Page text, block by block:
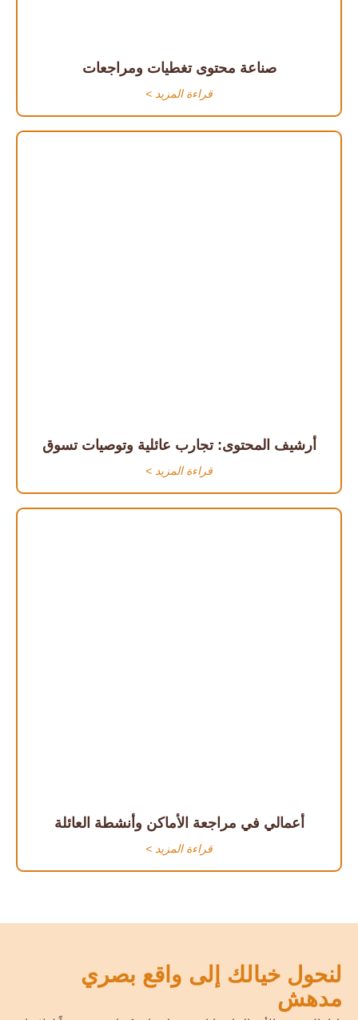
صناعة محتوى تغطيات ومراجعات
قراءة المزيد >
أرشيف المحتوى: تجارب عائلية وتوصيات تسوق
قراءة المزيد >
أعمالي في مراجعة الأماكن وأنشطة العائلة
قراءة المزيد >
لنحول خيالك إلى واقع بصري
مدهش